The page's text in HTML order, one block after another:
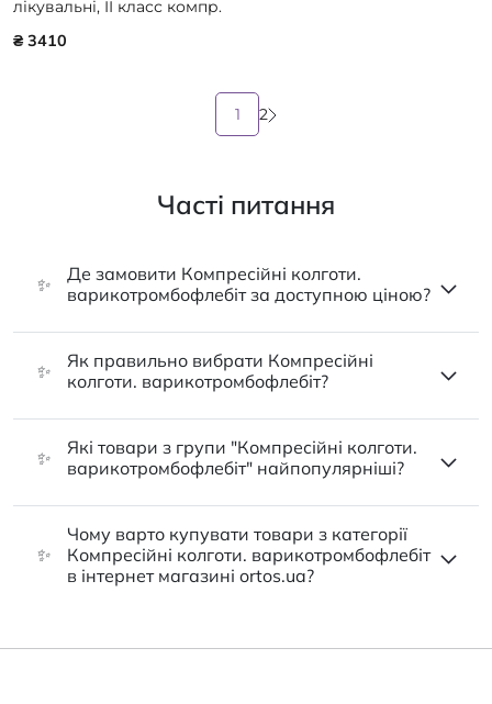
лікувальні, II класс компр.
Medi mediven elegance (AG
₴ 3410
1 2
Часті питання
✨
Де замовити Компресійні колготи.
варикотромбофлебіт за доступною ціною?
✨
Як правильно вибрати Компресійні
колготи. варикотромбофлебіт?
✨
Які товари з групи "Компресійні колготи.
варикотромбофлебіт" найпопулярніші?
✨
Чому варто купувати товари з категорії
Компресійні колготи. варикотромбофлебіт
в інтернет магазині ortos.ua?